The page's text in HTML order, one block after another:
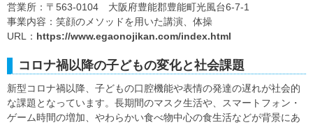
営業所：〒563-0104 大阪府豊能郡豊能町光風台6-7-1
事業内容：笑顔のメソッドを用いた講演、体操
URL： https://www.egaonojikan.com/index.html
コロナ禍以降の子どもの変化と社会課題
新型コロナ禍以降、子どもの口腔機能や表情の発達の遅れが社会的
な課題となっています。長期間のマスク生活や、スマートフォン・
ゲーム時間の増加、やわらかい食べ物中心の食生活などが背景にあ